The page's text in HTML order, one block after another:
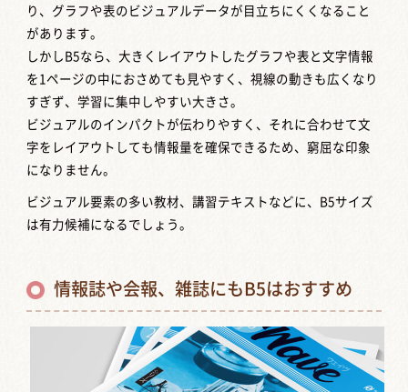
り、グラフや表のビジュアルデータが目立ちにくくなること
があります。
しかしB5なら、大きくレイアウトしたグラフや表と文字情報
を1ページの中におさめても見やすく、視線の動きも広くなり
すぎず、学習に集中しやすい大きさ。
ビジュアルのインパクトが伝わりやすく、それに合わせて文
字をレイアウトしても情報量を確保できるため、窮屈な印象
になりません。
ビジュアル要素の多い教材、講習テキストなどに、B5サイズ
は有力候補になるでしょう。
情報誌や会報、雑誌にもB5はおすすめ